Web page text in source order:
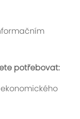
potřebovat: